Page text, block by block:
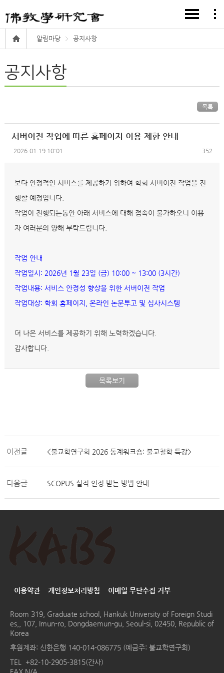
알림마당 공지사항
공지사항
목록
서버이전 작업에 따른 홈페이지 이용 제한 안내
2026.01.19 10:01 352
보다 안정적인 서비스를 제공하기 위하여 학회 서버이전 작업을 진
행할 예정입니다.
작업이 진행되는동안 아래 서비스에 대해 접속이 불가하오니 이용
자 여러분의 양해 부탁드립니다.
작업 안내
작업일시: 2026년 1월 23일 (금) 10:00 ~ 13:00 (3시간)
작업내용: 서비스 안정성 향상을 위한 서버이전 작업
작업대상: 학회 홈페이지, 온라인 논문투고 및 심사시스템
더 나은 서비스를 제공하기 위해 노력하겠습니다.
감사합니다.
목록보기
이전글 <불교학연구회 2026 동계워크숍: 불교철학 특강>
다음글 SCOPUS 실적 인정 받는 방법 안내
이용약관 개인정보처리방침 이메일 무단수집 거부
Room 319, Graduate school, Hankuk University of Foreign Studi
es,, 107, Imun-ro, Dongdaemun-gu, Seoul-si, 02450, Republic of
Korea
후원계좌: 신한은행 140-014-086775 (예금주: 불교학연구회)
TEL +82-10-2905-3815(간사)